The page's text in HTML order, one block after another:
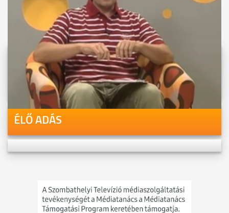
Videóink megtekinthetőek
Youtube-csatornánkon is!
ÉLŐ ADÁS